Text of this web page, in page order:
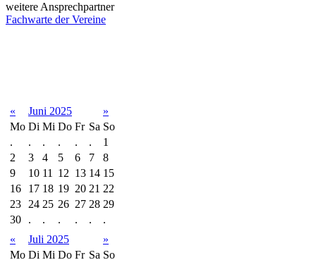
weitere Ansprechpartner
Fachwarte der Vereine
« Juni 2025
»
Mo Di Mi Do Fr Sa So
.
. . . . .
1
2
3 4 5 6 7
8
9
10 11 12 13 14 15
16
17 18 19 20 21 22
23
24 25 26 27 28 29
30
. . . . .
.
«
Juli 2025
»
Mo Di Mi Do Fr Sa So